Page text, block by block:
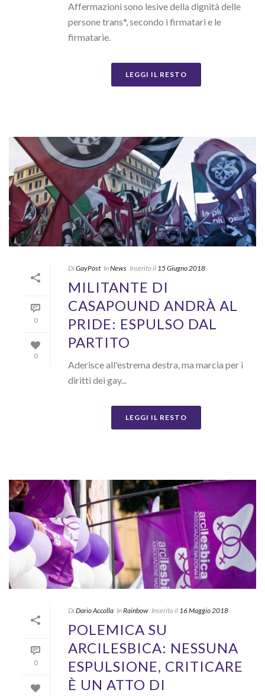
Affermazioni sono lesive della dignità delle
persone trans*, secondo i firmatari e le
firmatarie.
LEGGI IL RESTO
0
0
DiGayPost InNews Inserito il 15 Giugno 2018
MILITANTE DI
CASAPOUND ANDRÀ AL
PRIDE: ESPULSO DAL
PARTITO
Aderisce all'estrema destra, ma marcia per i
diritti dei gay...
LEGGI IL RESTO
0
DiDario Accolla InRainbow Inserito il 16 Maggio 2018
POLEMICA SU
ARCILESBICA: NESSUNA
ESPULSIONE, CRITICARE
È UN ATTO DI